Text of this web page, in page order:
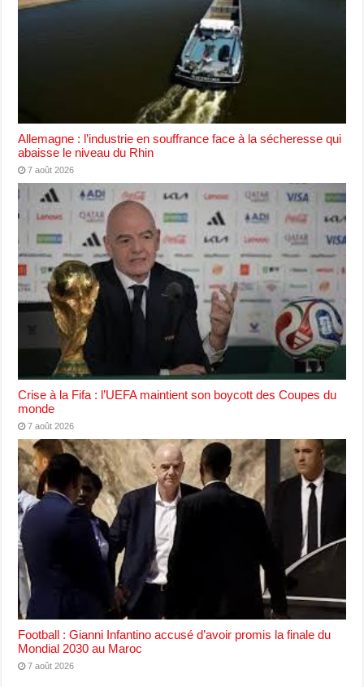
Allemagne : l’industrie en souffrance face à la sécheresse qui
abaisse le niveau du Rhin
7 août 2026
Crise à la Fifa : l’UEFA maintient son boycott des Coupes du
monde
7 août 2026
Football : Gianni Infantino accusé d’avoir promis la finale du
Mondial 2030 au Maroc
7 août 2026